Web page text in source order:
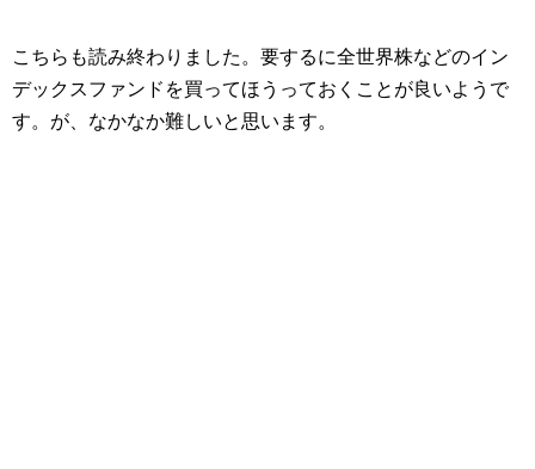
こちらも読み終わりました。要するに全世界株などのイン
デックスファンドを買ってほうっておくことが良いようで
す。が、なかなか難しいと思います。